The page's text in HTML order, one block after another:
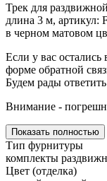
Трек для
длина 3 м,
в черном матовом
Если у вас
форме обратной
Будем рады
Внимание -
Показать полностью
Тип фурнитуры
комплекты
Цвет (отделка)